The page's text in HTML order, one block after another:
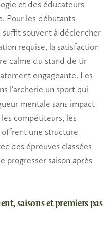
et des éducateurs
Pour les débutants
souvent à déclencher
requise, la satisfaction
calme du stand de tir
engageante. Les
l'archerie un sport qui
mentale sans impact
compétiteurs, les
une structure
des épreuves classées
progresser saison après
saisons et premiers pas